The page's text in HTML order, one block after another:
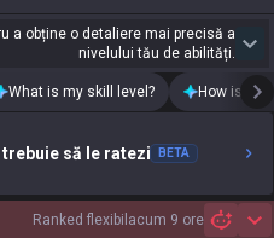
a obține o detaliere mai precisă a
nivelului tău de abilități.
What is my skill level? How is my
trebuie să le ratezi BETA
Ranked flexibil acum 9 ore